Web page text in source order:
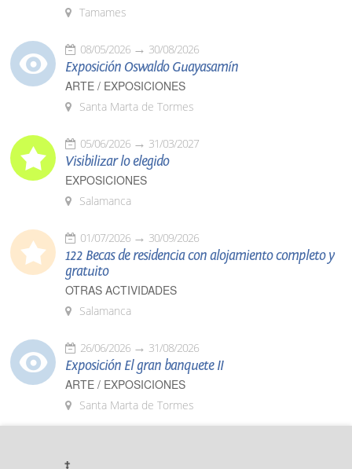
Tamames
08/05/2026 30/08/2026
Exposición Oswaldo Guayasamín
ARTE / EXPOSICIONES
Santa Marta de Tormes
05/06/2026 31/03/2027
Visibilizar lo elegido
EXPOSICIONES
Salamanca
01/07/2026 30/09/2026
122 Becas de residencia con alojamiento completo y
gratuito
OTRAS ACTIVIDADES
Salamanca
26/06/2026 31/08/2026
Exposición El gran banquete II
ARTE / EXPOSICIONES
Santa Marta de Tormes